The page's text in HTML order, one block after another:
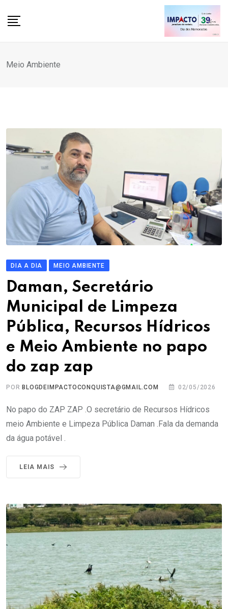
Meio Ambiente
DIA A DIA MEIO AMBIENTE
Daman, Secretário
Municipal de Limpeza
Pública, Recursos Hídricos
e Meio Ambiente no papo
do zap zap
POR BLOGDEIMPACTOCONQUISTA@GMAIL.COM 02/05/2026
No papo do ZAP ZAP .O secretário de Recursos Hídricos
meio Ambiente e Limpeza Pública Daman .Fala da demanda
da água potável .
LEIA MAIS